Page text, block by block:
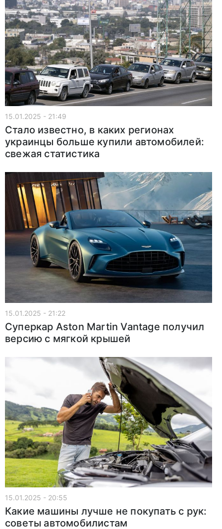
15.01.2025 - 21:49
Стало известно, в каких регионах
украинцы больше купили автомобилей:
свежая статистика
15.01.2025 - 21:22
Суперкар Aston Martin Vantage получил
версию с мягкой крышей
15.01.2025 - 20:55
Какие машины лучше не покупать с рук:
советы автомобилистам